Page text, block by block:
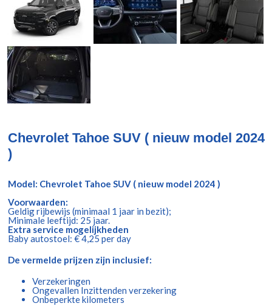
Chevrolet Tahoe SUV ( nieuw model 2024
)
Model: Chevrolet Tahoe SUV ( nieuw model 2024 )
Voorwaarden:
Geldig rijbewijs (minimaal 1 jaar in bezit);
Minimale leeftijd: 25 jaar.
Extra service mogelijkheden
Baby autostoel: € 4,25 per day
De vermelde prijzen zijn inclusief:
Verzekeringen
Ongevallen Inzittenden verzekering
Onbeperkte kilometers